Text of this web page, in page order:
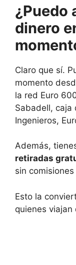
¿Puedo
dinero
Claro que sí.
momento
la red Euro
Sabadell, caja
Ingenieros,
Además,
retiradas
sin
Esto la
quienes